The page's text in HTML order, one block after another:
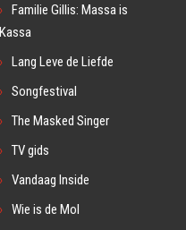
Familie Gillis: Massa is
Kassa
Lang Leve de Liefde
Songfestival
The Masked Singer
TV gids
Vandaag Inside
Wie is de Mol